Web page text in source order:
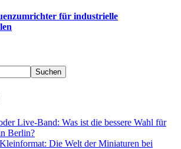
für industrielle
Suchen
Live-Band: Was ist die bessere Wahl für
Berlin?
Die Welt der Miniaturen bei